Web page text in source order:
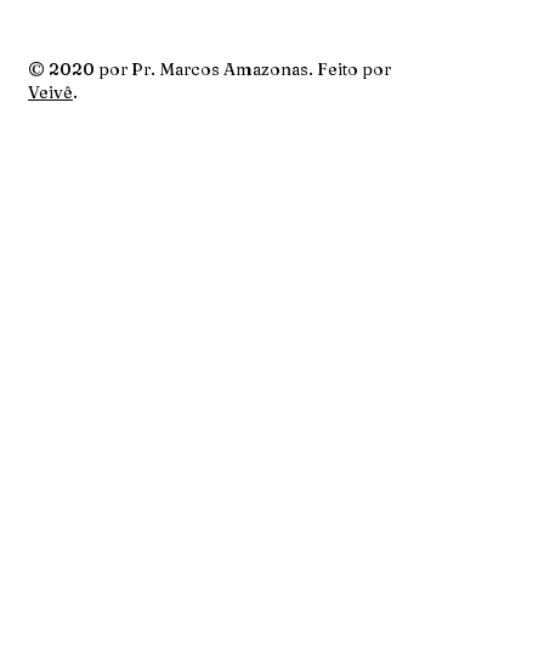
© 2020 por Pr. Marcos Amazonas. Feito por
Veivê.